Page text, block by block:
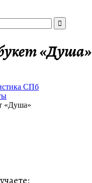
«Душа»
СПб
«Душа»